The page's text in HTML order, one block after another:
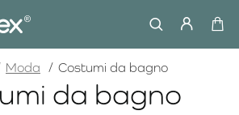
da bagno
Moda Costumi da bagno